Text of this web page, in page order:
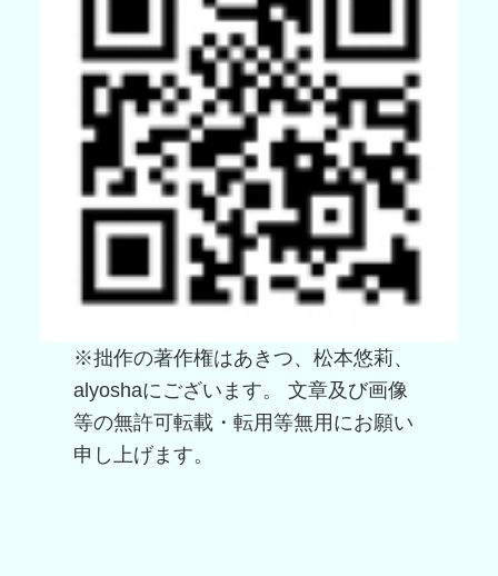
※拙作の著作権はあきつ、松本悠莉、
alyoshaにございます。 文章及び画像
等の無許可転載・転用等無用にお願い
申し上げます。